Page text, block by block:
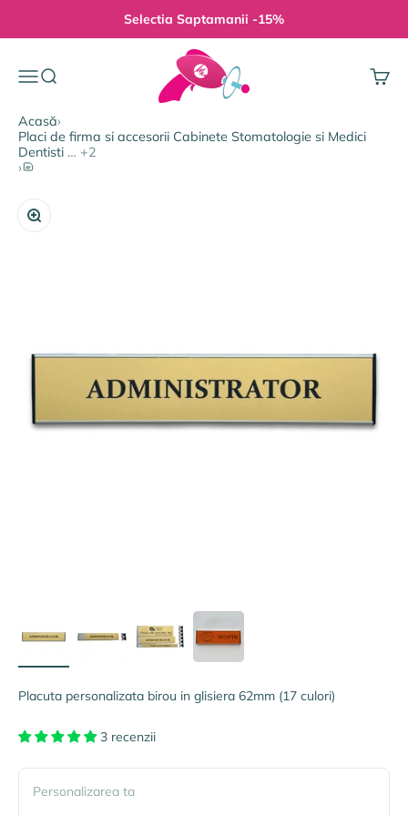
Selectia Saptamanii -15%
MeniuCăutare
Gravura Pe Orice
Coș
Acasă›
Placi de firma si accesorii Cabinete Stomatologie si Medici
Dentisti … +2
›Placuta personalizata birou in glisiera 62mm (17 culori)
Mărește
Placuta personalizata birou in glisiera 62mm (17 culori)
3 recenzii
Personalizarea ta